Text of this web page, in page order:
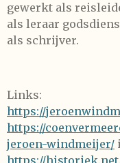
gewerkt als
als leraar
als schrijver.
Links:
https://
https://
jeroen-windmeijer/